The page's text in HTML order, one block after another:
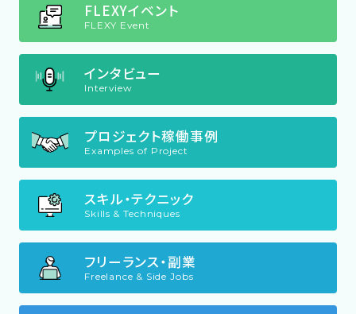
FLEXYイベント
FLEXY Event
インタビュー
Interview
プロジェクト稼働事例
Examples of Project
スキル・テクニック
Skills & Techniques
フリーランス・副業
Freelance & Side Jobs